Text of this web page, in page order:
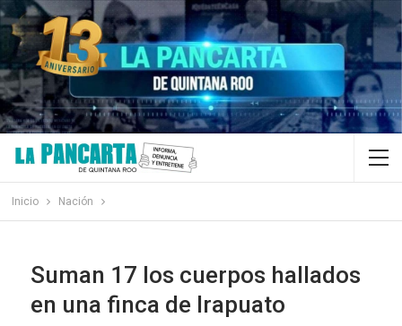
Inicio Nación
Suman 17 los cuerpos hallados
en una finca de Irapuato